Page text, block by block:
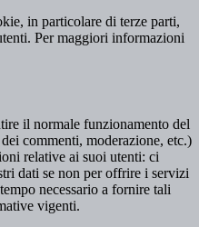
in particolare di terze parti,
Per maggiori informazioni
il normale funzionamento del
commenti, moderazione, etc.)
relative ai suoi utenti: ci
dati se non per offrire i servizi
necessario a fornire tali
vigenti.